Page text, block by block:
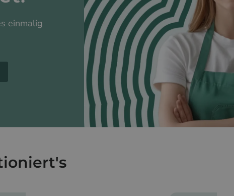
einmalig